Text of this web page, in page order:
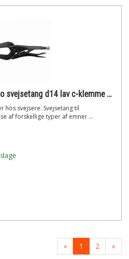
Diesella Diesella wldpro svejsetang d14 lav c-klemme runde tryksko (280mm/11)"
hos svejsere. Svejsetang til
af forskellige typer af emner ...
« 1 2 »